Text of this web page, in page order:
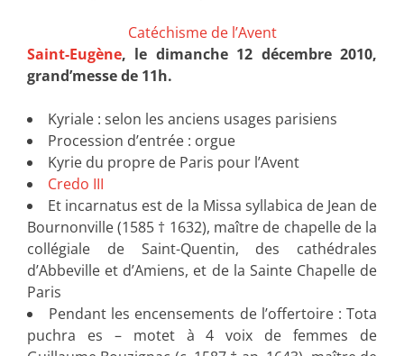
Catéchisme de l’Avent
Saint-Eugène, le dimanche 12 décembre 2010,
grand’messe de 11h.
Kyriale : selon les anciens usages parisiens
Procession d’entrée : orgue
Kyrie du propre de Paris pour l’Avent
Credo III
Et incarnatus est de la Missa syllabica de Jean de
Bournonville (1585 † 1632), maître de chapelle de la
collégiale de Saint-Quentin, des cathédrales
d’Abbeville et d’Amiens, et de la Sainte Chapelle de
Paris
Pendant les encensements de l’offertoire : Tota
puchra es – motet à 4 voix de femmes de